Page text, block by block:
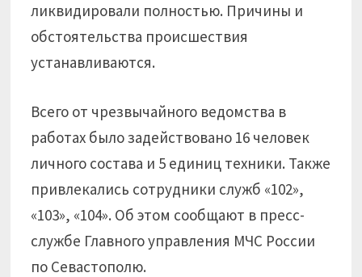
ликвидировали полностью. Причины и
обстоятельства происшествия
устанавливаются.
Всего от чрезвычайного ведомства в
работах было задействовано 16 человек
личного состава и 5 единиц техники. Также
привлекались сотрудники служб «102»,
«103», «104». Об этом сообщают в пресс-
службе Главного управления МЧС России
по Севастополю.